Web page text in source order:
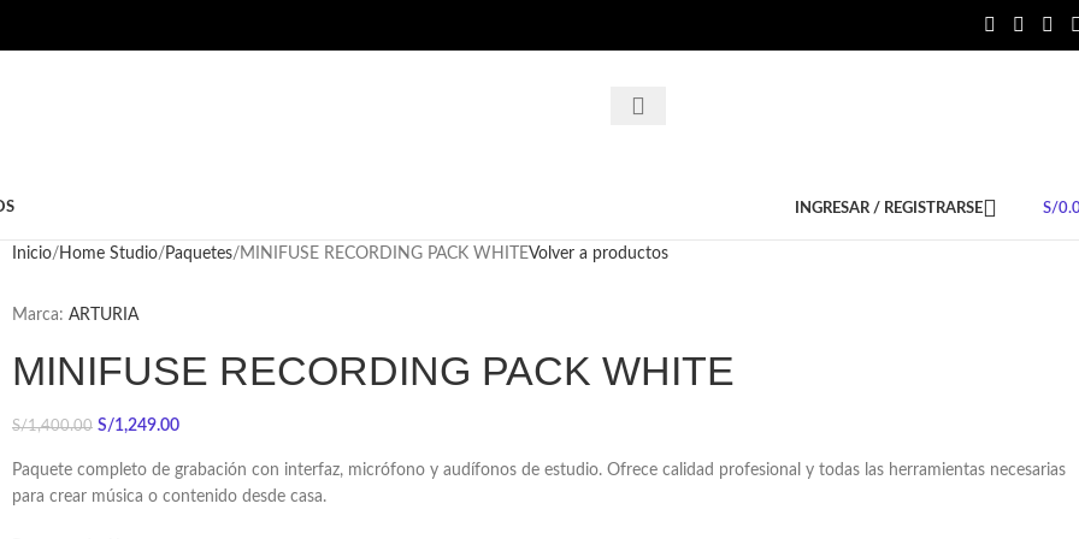
INGRESAR / REGISTRARSE S/
Inicio Home Studio Paquetes MINIFUSE RECORDING PACK WHITEVolver a productos
Marca: ARTURIA
MINIFUSE RECORDING PACK WHITE
S/1,400.00 S/1,249.00
Paquete completo de grabación con interfaz, micrófono y audífonos de estudio. Ofrece calidad profesional y todas las herramientas necesarias
para crear música o contenido desde casa.